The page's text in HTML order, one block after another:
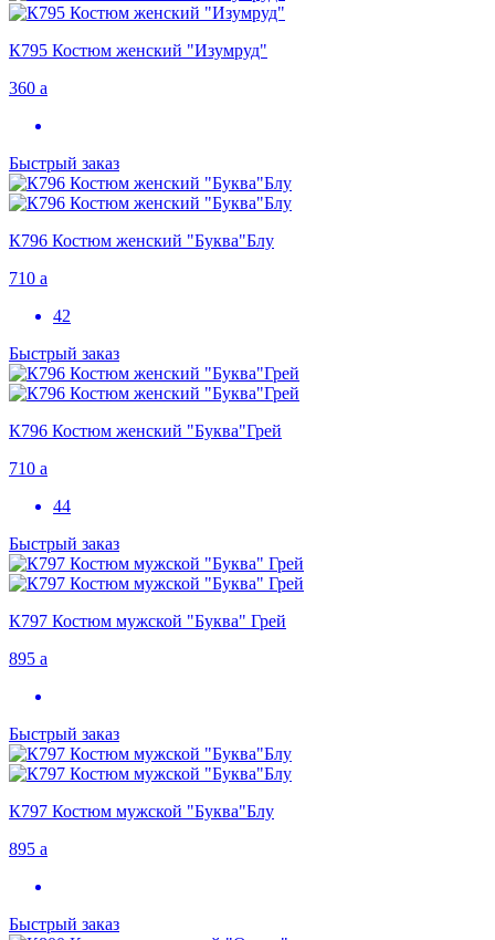
К795 Костюм женский "Изумруд"
360 a
Быстрый заказ
К796 Костюм женский "Буква"Блу
710 a
42
Быстрый заказ
К796 Костюм женский "Буква"Грей
710 a
44
Быстрый заказ
К797 Костюм мужской "Буква" Грей
895 a
Быстрый заказ
К797 Костюм мужской "Буква"Блу
895 a
Быстрый заказ